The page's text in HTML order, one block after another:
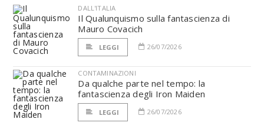
DALL'ITALIA
Il Qualunquismo sulla fantascienza di
Mauro Covacich
LEGGI 26/07/2026
CONTAMINAZIONI
Da qualche parte nel tempo: la
fantascienza degli Iron Maiden
LEGGI 26/07/2026